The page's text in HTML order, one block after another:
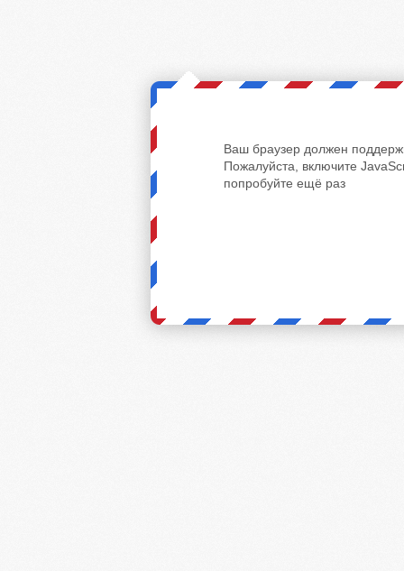
Ваш браузер должен
Пожалуйста, включите
попробуйте ещё раз